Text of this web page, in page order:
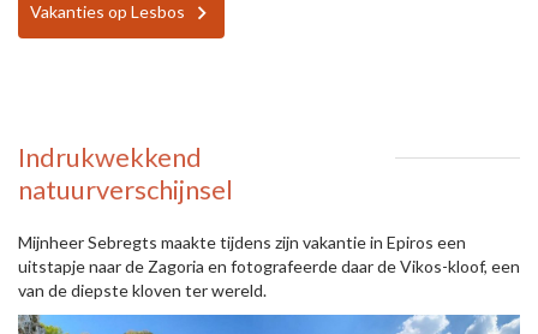
Vakanties op Lesbos
Indrukwekkend
natuurverschijnsel
Mijnheer Sebregts maakte tijdens zijn vakantie in Epiros een
uitstapje naar de Zagoria en fotografeerde daar de Vikos-kloof, een
van de diepste kloven ter wereld.